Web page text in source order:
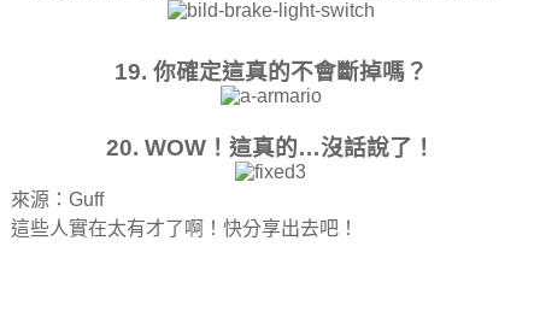
19. 你確定這真的不會斷掉嗎？
20. WOW！這真的…沒話說了！
來源：Guff
這些人實在太有才了啊！快分享出去吧！